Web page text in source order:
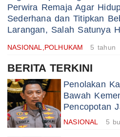
Perwira Remaja Agar
Sederhana dan Titipkan
Larangan, Salah Satunya
NASIONAL,POLHUKAM 5 tahun
BERITA TERKINI
Penolakan
Bawah
Pencopotan
NASIONAL 5